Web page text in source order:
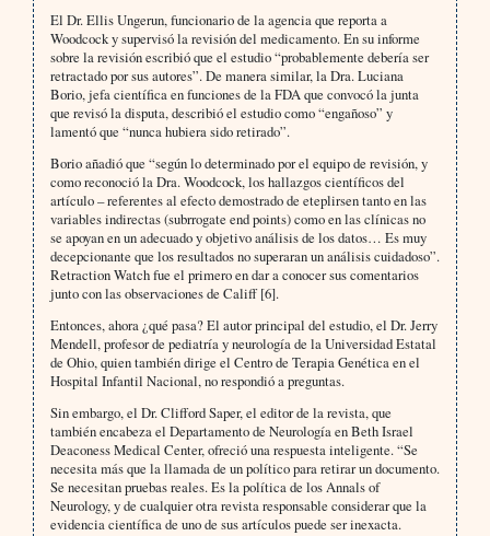
El Dr. Ellis Ungerun, funcionario de la agencia que reporta a
Woodcock y supervisó la revisión del medicamento. En su informe
sobre la revisión escribió que el estudio “probablemente debería ser
retractado por sus autores”. De manera similar, la Dra. Luciana
Borio, jefa científica en funciones de la FDA que convocó la junta
que revisó la disputa, describió el estudio como “engañoso” y
lamentó que “nunca hubiera sido retirado”.
Borio añadió que “según lo determinado por el equipo de revisión, y
como reconoció la Dra. Woodcock, los hallazgos científicos del
artículo – referentes al efecto demostrado de eteplirsen tanto en las
variables indirectas (subrrogate end points) como en las clínicas no
se apoyan en un adecuado y objetivo análisis de los datos… Es muy
decepcionante que los resultados no superaran un análisis cuidadoso”.
Retraction Watch fue el primero en dar a conocer sus comentarios
junto con las observaciones de Califf [6].
Entonces, ahora ¿qué pasa? El autor principal del estudio, el Dr. Jerry
Mendell, profesor de pediatría y neurología de la Universidad Estatal
de Ohio, quien también dirige el Centro de Terapia Genética en el
Hospital Infantil Nacional, no respondió a preguntas.
Sin embargo, el Dr. Clifford Saper, el editor de la revista, que
también encabeza el Departamento de Neurología en Beth Israel
Deaconess Medical Center, ofreció una respuesta inteligente. “Se
necesita más que la llamada de un político para retirar un documento.
Se necesitan pruebas reales. Es la política de los Annals of
Neurology, y de cualquier otra revista responsable considerar que la
evidencia científica de uno de sus artículos puede ser inexacta.